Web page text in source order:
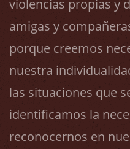
violencias propias y
amigas y
porque creemos
nuestra
las situaciones que
identificamos la
reconocernos en